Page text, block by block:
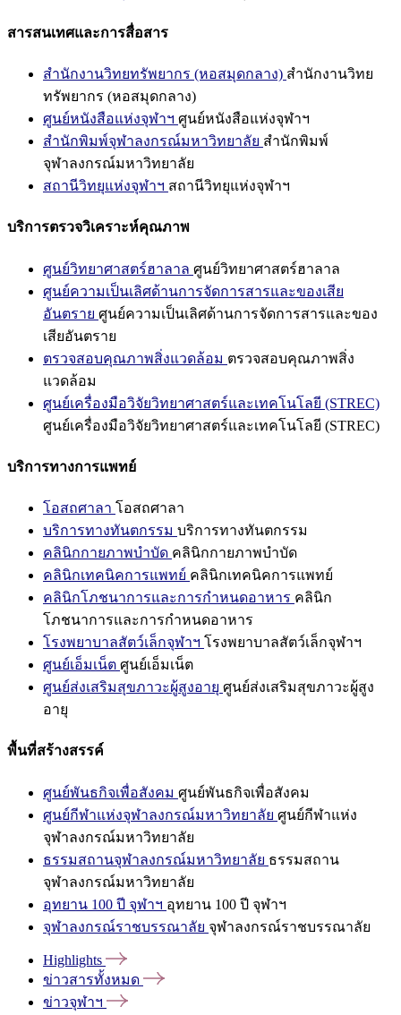
สารสนเทศและการสื่อสาร
สำนักงานวิทยทรัพยากร (หอสมุดกลาง) สำนักงานวิทย
ทรัพยากร (หอสมุดกลาง)
ศูนย์หนังสือแห่งจุฬาฯ ศูนย์หนังสือแห่งจุฬาฯ
สำนักพิมพ์จุฬาลงกรณ์มหาวิทยาลัย สำนักพิมพ์
จุฬาลงกรณ์มหาวิทยาลัย
สถานีวิทยุแห่งจุฬาฯ สถานีวิทยุแห่งจุฬาฯ
บริการตรวจวิเคราะห์คุณภาพ
ศูนย์วิทยาศาสตร์ฮาลาล ศูนย์วิทยาศาสตร์ฮาลาล
ศูนย์ความเป็นเลิศด้านการจัดการสารและของเสีย
อันตราย ศูนย์ความเป็นเลิศด้านการจัดการสารและของ
เสียอันตราย
ตรวจสอบคุณภาพสิ่งแวดล้อม ตรวจสอบคุณภาพสิ่ง
แวดล้อม
ศูนย์เครื่องมือวิจัยวิทยาศาสตร์และเทคโนโลยี (STREC)
ศูนย์เครื่องมือวิจัยวิทยาศาสตร์และเทคโนโลยี (STREC)
บริการทางการแพทย์
โอสถศาลา โอสถศาลา
บริการทางทันตกรรม บริการทางทันตกรรม
คลินิกกายภาพบำบัด คลินิกกายภาพบำบัด
คลินิกเทคนิคการแพทย์ คลินิกเทคนิคการแพทย์
คลินิกโภชนาการและการกำหนดอาหาร คลินิก
โภชนาการและการกำหนดอาหาร
โรงพยาบาลสัตว์เล็กจุฬาฯ โรงพยาบาลสัตว์เล็กจุฬาฯ
ศูนย์เอ็มเน็ต ศูนย์เอ็มเน็ต
ศูนย์ส่งเสริมสุขภาวะผู้สูงอายุ ศูนย์ส่งเสริมสุขภาวะผู้สูง
อายุ
พื้นที่สร้างสรรค์
ศูนย์พันธกิจเพื่อสังคม ศูนย์พันธกิจเพื่อสังคม
ศูนย์กีฬาแห่งจุฬาลงกรณ์มหาวิทยาลัย ศูนย์กีฬาแห่ง
จุฬาลงกรณ์มหาวิทยาลัย
ธรรมสถานจุฬาลงกรณ์มหาวิทยาลัย ธรรมสถาน
จุฬาลงกรณ์มหาวิทยาลัย
อุทยาน 100 ปี จุฬาฯ อุทยาน 100 ปี จุฬาฯ
จุฬาลงกรณ์ราชบรรณาลัย จุฬาลงกรณ์ราชบรรณาลัย
Highlights
ข่าวสารทั้งหมด
ข่าวจุฬาฯ